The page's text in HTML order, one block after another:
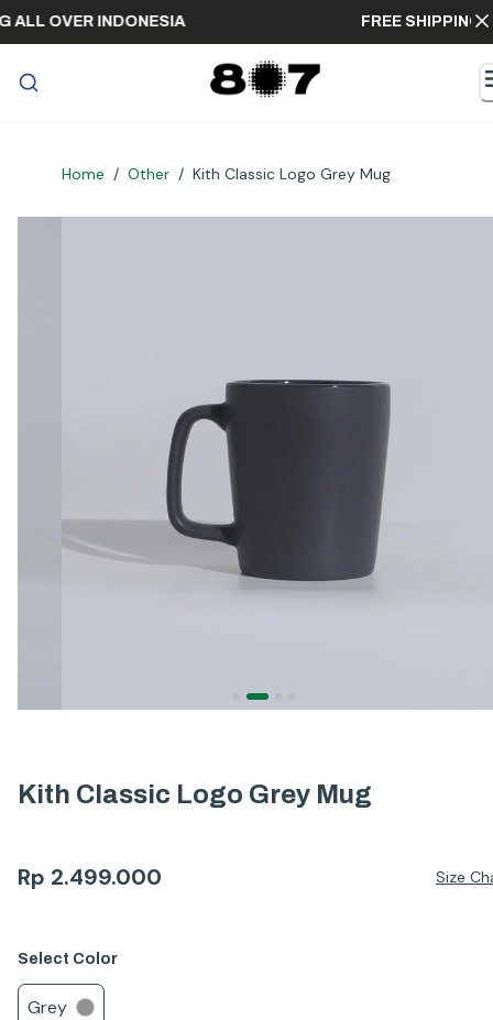
ALL OVER INDONESIA FREE
Home / Other / Kith Classic Logo Grey Mug
Kith Classic Logo Grey Mug
Rp 2.499.000 Size
Select Color
Grey